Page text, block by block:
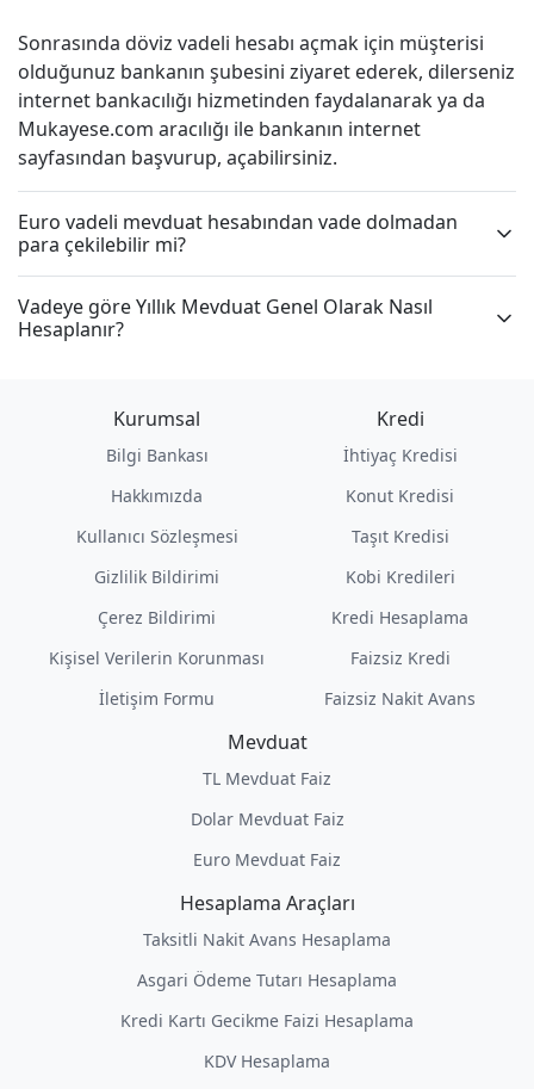
Sonrasında döviz vadeli hesabı açmak için müşterisi
olduğunuz bankanın şubesini ziyaret ederek, dilerseniz
internet bankacılığı hizmetinden faydalanarak ya da
Mukayese.com aracılığı ile bankanın internet
sayfasından başvurup, açabilirsiniz.
Euro vadeli mevduat hesabından vade dolmadan
para çekilebilir mi?
Vadeye göre Yıllık Mevduat Genel Olarak Nasıl
Hesaplanır?
Kurumsal
Bilgi Bankası
Hakkımızda
Kullanıcı Sözleşmesi
Gizlilik Bildirimi
Çerez Bildirimi
Kişisel Verilerin Korunması
İletişim Formu
Kredi
İhtiyaç Kredisi
Konut Kredisi
Taşıt Kredisi
Kobi Kredileri
Kredi Hesaplama
Faizsiz Kredi
Faizsiz Nakit Avans
Mevduat
TL Mevduat Faiz
Dolar Mevduat Faiz
Euro Mevduat Faiz
Hesaplama Araçları
Taksitli Nakit Avans Hesaplama
Asgari Ödeme Tutarı Hesaplama
Kredi Kartı Gecikme Faizi Hesaplama
KDV Hesaplama